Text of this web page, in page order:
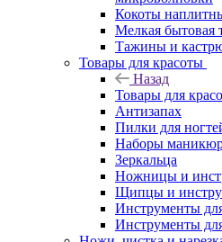
Кокоты
Мелкая бытовая
Тажины и
Товары для красоты
Назад
Товары для
Антизапах
Пилки для
Наборы
Зеркальца
Ножницы и
Щипцы и
Инструменты
Инструменты